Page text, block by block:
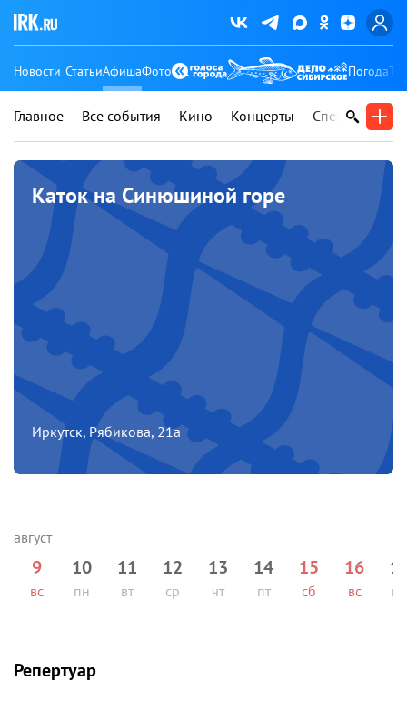
Новости СтатьиАфишаФото Погода
Главное Все события Кино Концерты Спектакли
Каток на Синюшиной горе
Иркутск, Рябикова, 21а
9
вс
10
пн
11
вт
12
ср
13
чт
14
пт
15
сб
16
вс пн
Репертуар